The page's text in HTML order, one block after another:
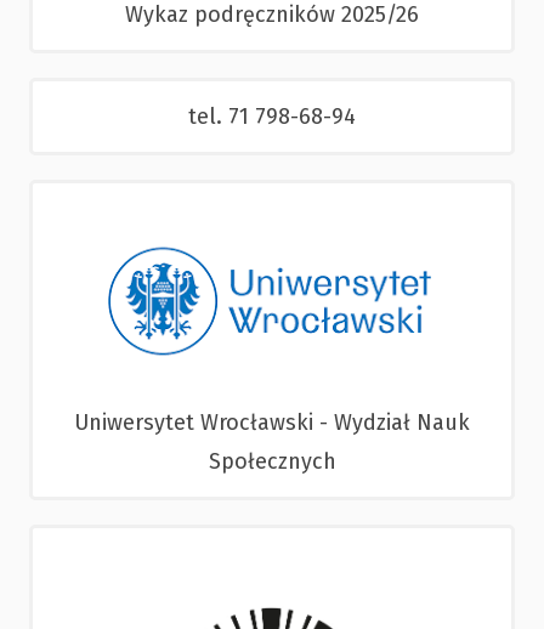
Wykaz podręczników 2025/26
tel. 71 798-68-94
Uniwersytet Wrocławski - Wydział Nauk
Społecznych